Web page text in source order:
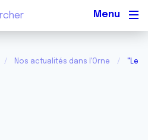
Nos actualités dans l'Orne "Les